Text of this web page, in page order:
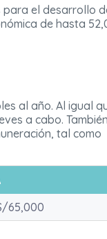
para el desarrollo
de hasta
al año. Al igual
a cabo.
tal como
65,000